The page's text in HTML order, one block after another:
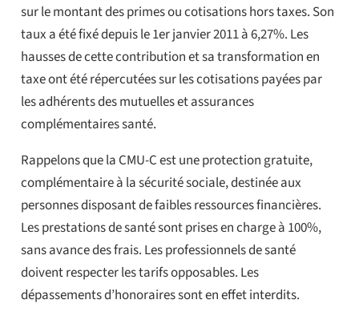
sur le montant des primes ou cotisations hors taxes. Son
taux a été fixé depuis le 1er janvier 2011 à 6,27%. Les
hausses de cette contribution et sa transformation en
taxe ont été répercutées sur les cotisations payées par
les adhérents des mutuelles et assurances
complémentaires santé.
Rappelons que la CMU-C est une protection gratuite,
complémentaire à la sécurité sociale, destinée aux
personnes disposant de faibles ressources financières.
Les prestations de santé sont prises en charge à 100%,
sans avance des frais. Les professionnels de santé
doivent respecter les tarifs opposables. Les
dépassements d’honoraires sont en effet interdits.